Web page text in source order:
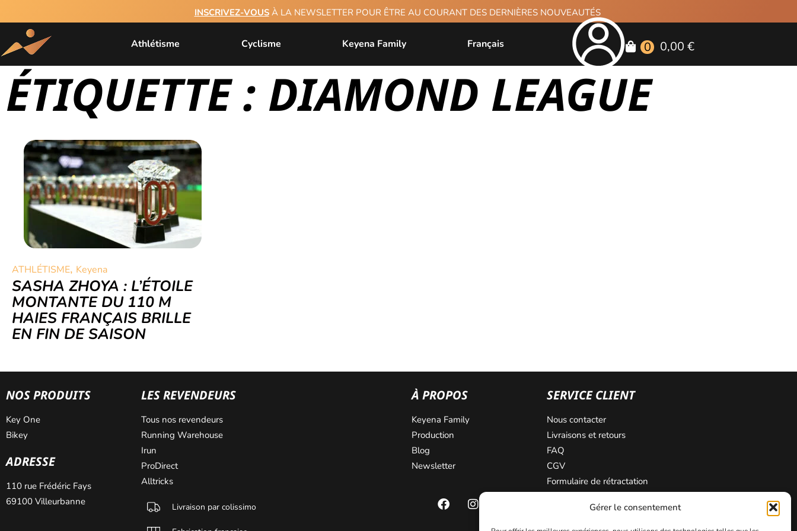
Gérer le consentement
INSCRIVEZ-VOUSÀ LA NEWSLETTER POUR ÊTRE AU COURANT DES DERNIÈRES NOUVEAUTÉS
Athlétisme Cyclisme Keyena Family Français 0 0,00 €
ÉTIQUETTE : DIAMOND LEAGUE
ATHLÉTISME, Keyena
SASHA ZHOYA : L’ÉTOILE
MONTANTE DU 110 M
HAIES FRANÇAIS BRILLE
EN FIN DE SAISON
NOS PRODUITS
Key One
Bikey
ADRESSE
110 rue Frédéric Fays
69100 Villeurbanne
LES REVENDEURS
Tous nos revendeurs
Running Warehouse
Irun
ProDirect
Alltricks
Livraison par colissimo
À PROPOS
Keyena Family
Production
Blog
Newsletter
SERVICE CLIENT
Nous contacter
Livraisons et retours
FAQ
CGV
Formulaire de rétractation